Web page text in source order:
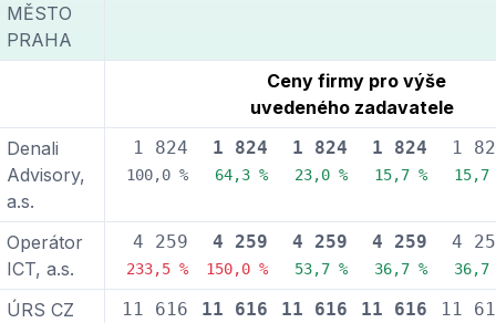
MĚSTO
PRAHA
Ceny firmy pro výše
uvedeného zadavatele
Denali
Advisory,
a.s.
1 824
100,0 %
1 824
64,3 %
1 824
23,0 %
1 824
15,7 %
1
15,7
Operátor
ICT, a.s.
4 259
233,5 %
4 259
150,0 %
4 259
53,7 %
4 259
36,7 %
4
36,7
ÚRS CZ
11 616 11 616 11 616 11 616 11